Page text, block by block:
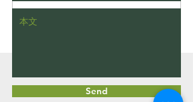
枯れたヒバをチェーンブ
コメントを追加…
Send